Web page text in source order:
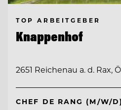
TOP ARBEITGEBER
Knappenhof
2651 Reichenau a. d. Rax,
CHEF DE RANG (M/W/